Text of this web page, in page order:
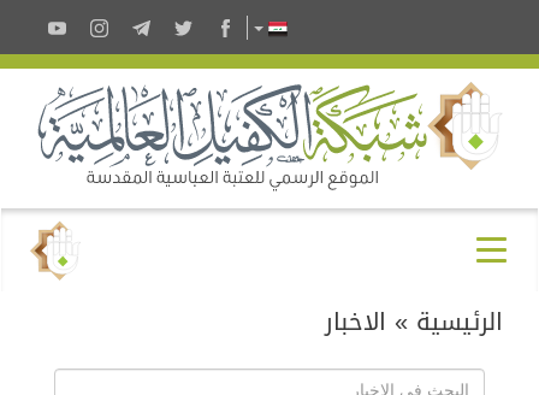
الرئيسية » الاخبار